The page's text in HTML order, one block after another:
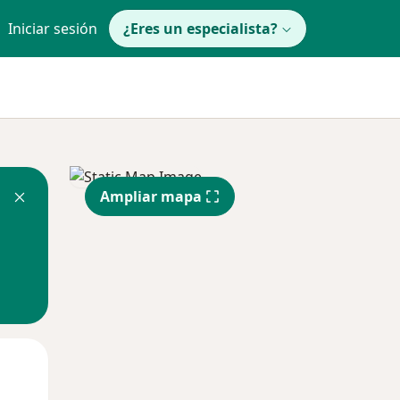
Iniciar sesión ¿Eres un especialista?
Ampliar mapa